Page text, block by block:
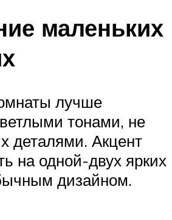
маленьких
лучше
тонами, не
деталями. Акцент
на одной-двух ярких
дизайном.